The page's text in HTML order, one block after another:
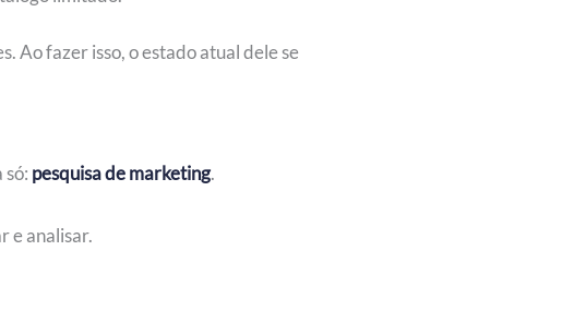
Ao fazer isso, o estado atual dele se
só: pesquisa de marketing.
e analisar.